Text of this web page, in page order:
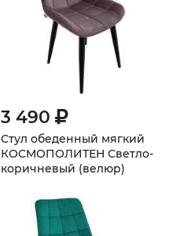
3 490
Стул обеденный мягкий
КОСМОПОЛИТЕН Светло-
коричневый (велюр)